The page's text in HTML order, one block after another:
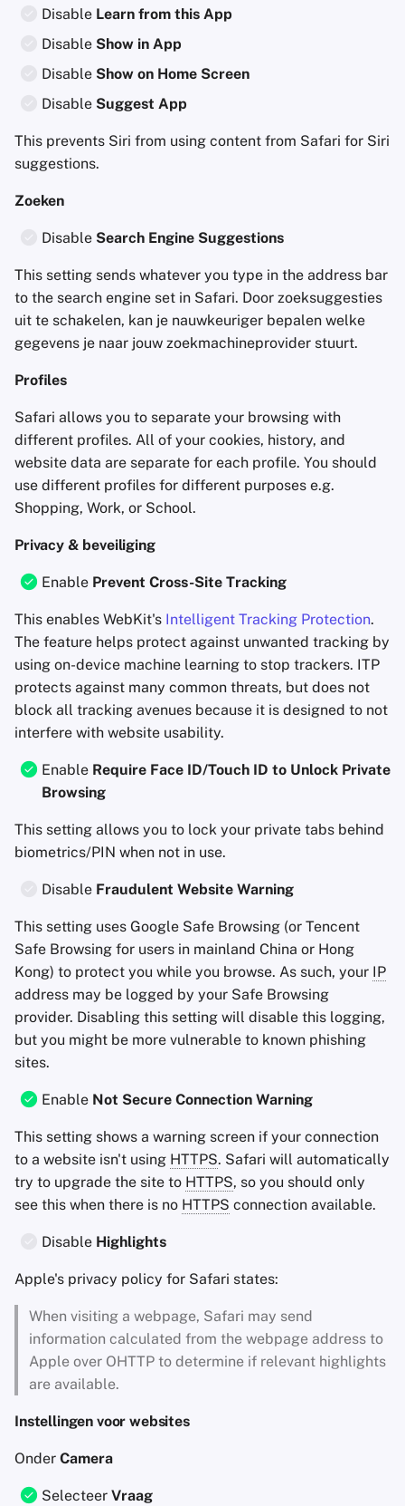
Disable Learn from this App
Disable Show in App
Disable Show on Home Screen
Disable Suggest App
This prevents Siri from using content from Safari for Siri
suggestions.
Zoeken
Disable Search Engine Suggestions
This setting sends whatever you type in the address bar
to the search engine set in Safari. Door zoeksuggesties
uit te schakelen, kan je nauwkeuriger bepalen welke
gegevens je naar jouw zoekmachineprovider stuurt.
Profiles
Safari allows you to separate your browsing with
different profiles. All of your cookies, history, and
website data are separate for each profile. You should
use different profiles for different purposes e.g.
Shopping, Work, or School.
Privacy & beveiliging
Enable Prevent Cross-Site Tracking
This enables WebKit's Intelligent Tracking Protection.
The feature helps protect against unwanted tracking by
using on-device machine learning to stop trackers. ITP
protects against many common threats, but does not
block all tracking avenues because it is designed to not
interfere with website usability.
Enable Require Face ID/Touch ID to Unlock Private
Browsing
This setting allows you to lock your private tabs behind
biometrics/PIN when not in use.
Disable Fraudulent Website Warning
This setting uses Google Safe Browsing (or Tencent
Safe Browsing for users in mainland China or Hong
Kong) to protect you while you browse. As such, your IP
address may be logged by your Safe Browsing
provider. Disabling this setting will disable this logging,
but you might be more vulnerable to known phishing
sites.
Enable Not Secure Connection Warning
This setting shows a warning screen if your connection
to a website isn't using HTTPS. Safari will automatically
try to upgrade the site to HTTPS, so you should only
see this when there is no HTTPS connection available.
Disable Highlights
Apple's privacy policy for Safari states:
When visiting a webpage, Safari may send
information calculated from the webpage address to
Apple over OHTTP to determine if relevant highlights
are available.
Instellingen voor websites
Onder Camera
Selecteer Vraag